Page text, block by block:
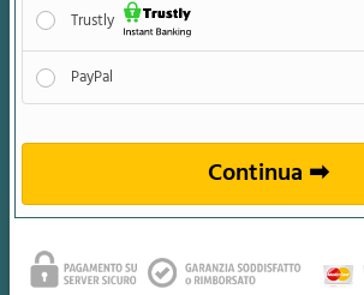
Trustly
PayPal
Continua ➡